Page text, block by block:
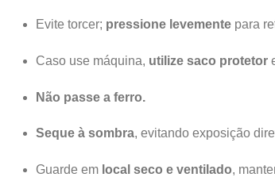
Evite torcer; pressione levemente para
Caso use máquina, utilize saco protetor
Não passe a ferro.
Seque à sombra, evitando exposição
Guarde em local seco e ventilado,